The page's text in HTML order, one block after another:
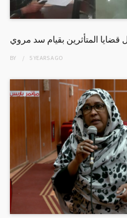
المتأثرين بقيام سد مروي
BY 5 YEARSAGO